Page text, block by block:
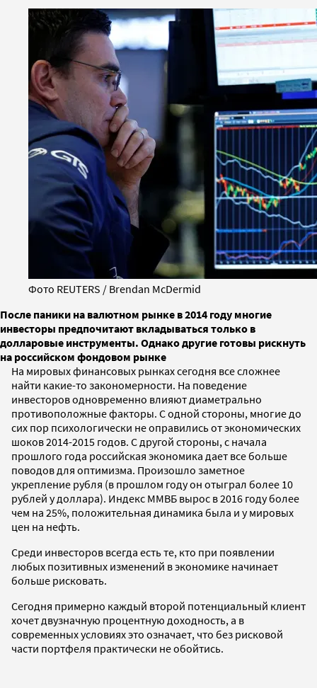
Фото REUTERS / Brendan McDermid
После паники на валютном рынке в 2014 году многие
инвесторы предпочитают вкладываться только в
долларовые инструменты. Однако другие готовы рискнуть
на российском фондовом рынке
На мировых финансовых рынках сегодня все сложнее
найти какие-то закономерности. На поведение
инвесторов одновременно влияют диаметрально
противоположные факторы. С одной стороны, многие до
сих пор психологически не оправились от экономических
шоков 2014-2015 годов. С другой стороны, с начала
прошлого года российская экономика дает все больше
поводов для оптимизма. Произошло заметное
укрепление рубля (в прошлом году он отыграл более 10
рублей у доллара). Индекс ММВБ вырос в 2016 году более
чем на 25%, положительная динамика была и у мировых
цен на нефть.
Среди инвесторов всегда есть те, кто при появлении
любых позитивных изменений в экономике начинает
больше рисковать.
Сегодня примерно каждый второй потенциальный клиент
хочет двузначную процентную доходность, а в
современных условиях это означает, что без рисковой
части портфеля практически не обойтись.